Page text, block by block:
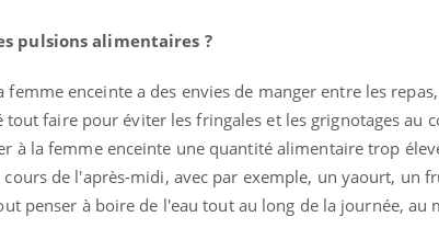
pulsions alimentaires ?
femme enceinte a des envies de manger entre les
faire pour éviter les fringales et les grignotages au
à la femme enceinte une quantité alimentaire trop
de l'après-midi, avec par exemple, un yaourt, un
penser à boire de l'eau tout au long de la journée, au